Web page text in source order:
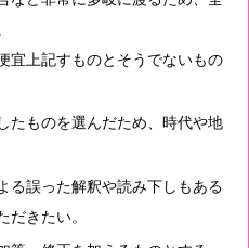
宜上記すものとそうでないもの
たものを選んだため、時代や地
る誤った解釈や読み下しもある
だきたい。